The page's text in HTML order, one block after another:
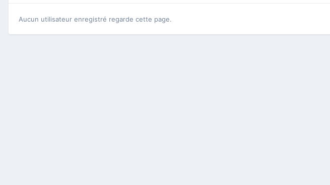
Aucun utilisateur enregistré regarde cette page.